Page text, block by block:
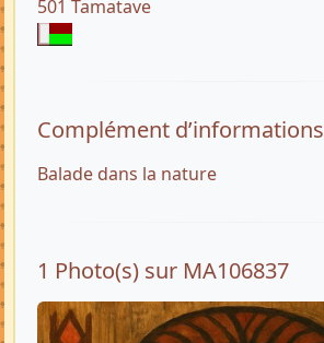
501 Tamatave
Complément d’informations
Balade dans la nature
1 Photo(s) sur MA106837